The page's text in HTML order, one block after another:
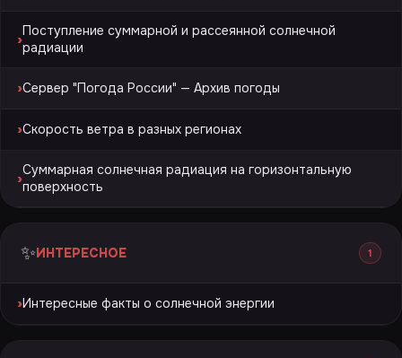
›Поступление суммарной и рассеянной солнечной
радиации
›Сервер "Погода России" — Архив погоды
›Скорость ветра в разных регионах
›Суммарная солнечная радиация на горизонтальную
поверхность
✨ИНТЕРЕСНОЕ 1
›Интересные факты о солнечной энергии